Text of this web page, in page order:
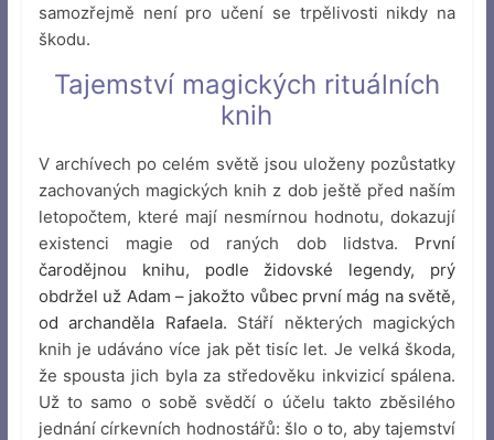
samozřejmě není pro učení se trpělivosti nikdy na
škodu.
Tajemství magických rituálních
knih
V archívech po celém světě jsou uloženy pozůstatky
zachovaných magických knih z dob ještě před naším
letopočtem, které mají nesmírnou hodnotu, dokazují
existenci magie od raných dob lidstva. První
čarodějnou knihu, podle židovské legendy, prý
obdržel už Adam – jakožto vůbec první mág na světě,
od archanděla Rafaela. Stáří některých magických
knih je udáváno více jak pět tisíc let. Je velká škoda,
že spousta jich byla za středověku inkvizicí spálena.
Už to samo o sobě svědčí o účelu takto zběsilého
jednání církevních hodnostářů: šlo o to, aby tajemství